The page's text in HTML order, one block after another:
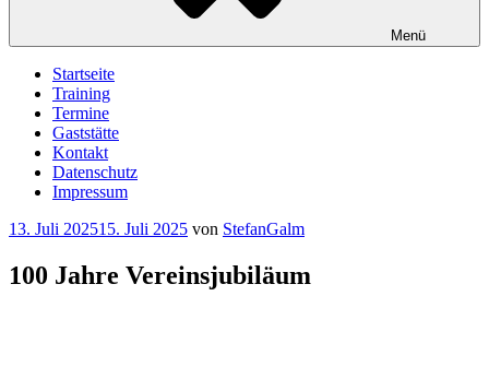
Menü
Startseite
Training
Termine
Gaststätte
Kontakt
Datenschutz
Impressum
Veröffentlicht
13. Juli 202515. Juli 2025 von StefanGalm
100 Jahre Vereinsjubiläum